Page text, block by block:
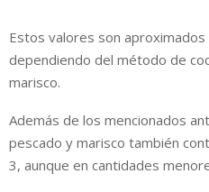
Estos valores son
dependiendo del método de
marisco.
Además de los mencionados
pescado y marisco también
3, aunque en cantidades